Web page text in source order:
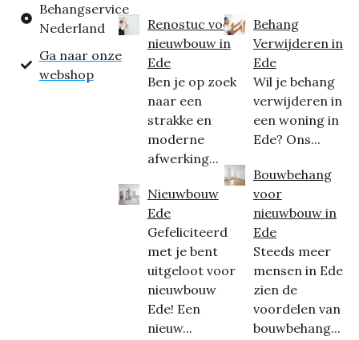
Behangservice
Nederland
Ga naar onze
webshop
Renostuc voor
nieuwbouw in
Ede
Ben je op zoek
naar een
strakke en
moderne
afwerking...
Nieuwbouw
Ede
Gefeliciteerd
met je bent
uitgeloot voor
nieuwbouw
Ede! Een
nieuw...
Behang
Verwijderen in
Ede
Wil je behang
verwijderen in
een woning in
Ede? Ons...
Bouwbehang
voor
nieuwbouw in
Ede
Steeds meer
mensen in Ede
zien de
voordelen van
bouwbehang...